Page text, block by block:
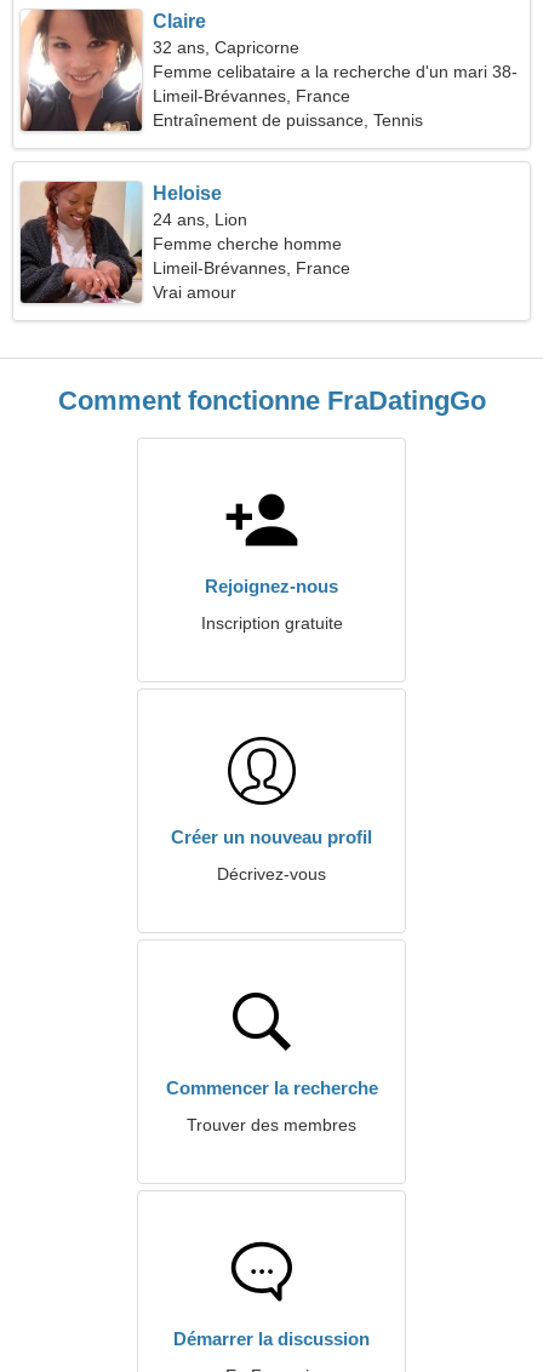
Claire
32 ans, Capricorne
Femme celibataire a la recherche d'un mari 38-
40
Limeil-Brévannes, France
Entraînement de puissance, Tennis
Heloise
24 ans, Lion
Femme cherche homme
Limeil-Brévannes, France
Vrai amour
Comment fonctionne FraDatingGo
Rejoignez-nous
Inscription gratuite
Créer un nouveau profil
Décrivez-vous
Commencer la recherche
Trouver des membres
Démarrer la discussion